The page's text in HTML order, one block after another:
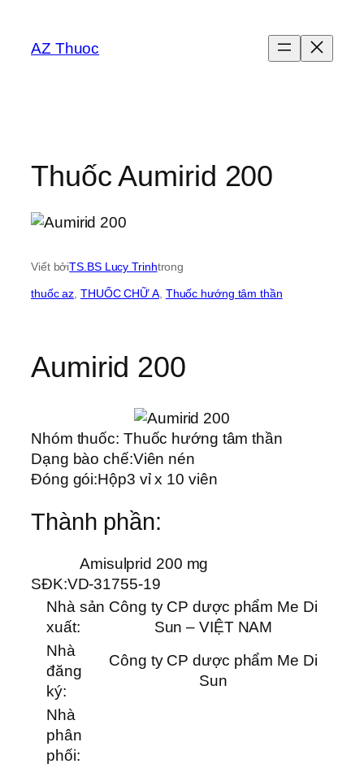
phầnAZ Thuoc
Thuốc Aumirid 200
Viết bởiTS.BS Lucy Trinhtrong
thuốc az , THUỐC CHỮ A, Thuốc hướng tâm thần
Aumirid 200
Nhóm thuốc: Thuốc hướng tâm thần
Dạng bào chế:Viên nén
Đóng gói:Hộp3 vỉ x 10 viên
Thành phần:
Amisulprid 200 mg
SĐK:VD-31755-19
Nhà sản
xuất:
Công ty CP dược phẩm Me Di
Sun – VIỆT NAM
Nhà
đăng
ký:
Công ty CP dược phẩm Me Di
Sun
Nhà
phân
phối: